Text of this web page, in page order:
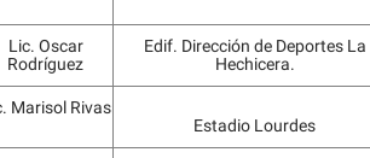
Lic. Oscar
Rodríguez
Edif. Dirección de Deportes La
Hechicera.
Marisol Rivas
Estadio Lourdes